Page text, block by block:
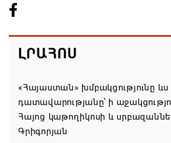
ԼՐԱՀՈՍ
«Հայաստան» խմբակցությունը ևս
դատավարությանը՝ ի
Հայոց կաթողիկոսի և
Գրիգորյան